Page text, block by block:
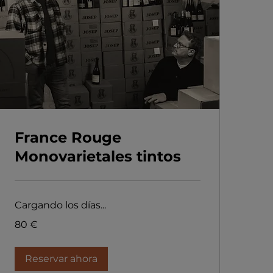
France Rouge
Monovarietales tintos
Cargando los días...
euros
80 €
Reservar ahora